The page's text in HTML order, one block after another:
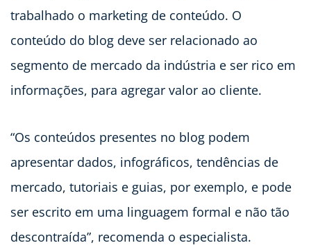
trabalhado o marketing de conteúdo. O
conteúdo do blog deve ser relacionado ao
segmento de mercado da indústria e ser rico em
informações, para agregar valor ao cliente.
“Os conteúdos presentes no blog podem
apresentar dados, infográficos, tendências de
mercado, tutoriais e guias, por exemplo, e pode
ser escrito em uma linguagem formal e não tão
descontraída”, recomenda o especialista.